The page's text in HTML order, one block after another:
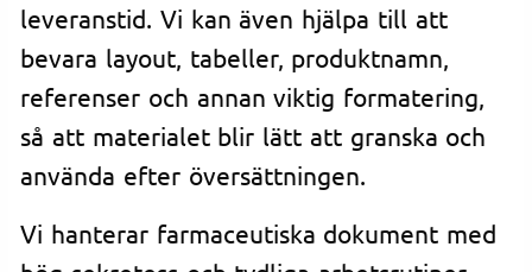
leveranstid. Vi kan även hjälpa till att
bevara layout, tabeller, produktnamn,
referenser och annan viktig formatering,
så att materialet blir lätt att granska och
använda efter översättningen.
Vi hanterar farmaceutiska dokument med